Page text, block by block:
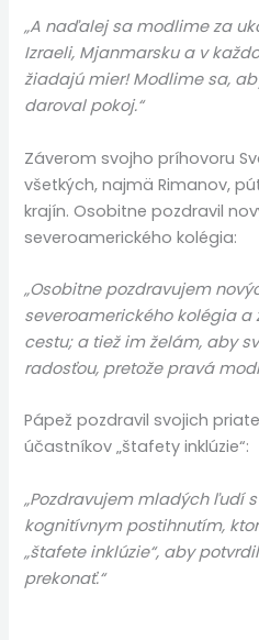
„A naďalej sa modlime za
Izraeli, Mjanmarsku a v
žiadajú mier! Modlime sa,
daroval pokoj.“
Záverom svojho príhovoru
všetkých, najmä Rimanov,
krajín. Osobitne pozdravil
severoamerického kolégia:
„Osobitne pozdravujem
severoamerického kolégia
cestu; a tiež im želám, aby
radosťou, pretože pravá
Pápež pozdravil svojich
účastníkov „štafety inklúzie“:
„Pozdravujem mladých ľudí
kognitívnym postihnutím,
„štafete inklúzie“, aby
prekonať.“